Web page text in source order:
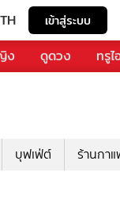
TH เข้าสู่ระบบ
ง ดูดวง ทรู
บุฟเฟ่ต์ ร้านกา